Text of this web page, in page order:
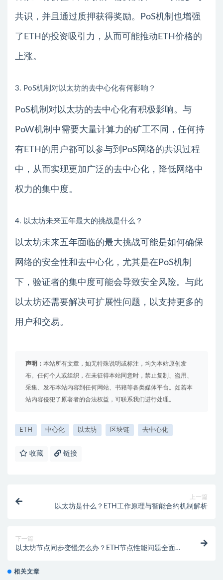
共识，并且通过质押获得奖励。PoS机制也增强
了ETH的投资吸引力，从而可能推动ETH价格的
上涨。
3. PoS机制对以太坊的去中心化有何影响？
PoS机制对以太坊的去中心化有积极影响。与
PoW机制中需要大量计算力的矿工不同，任何持
有ETH的用户都可以参与到PoS网络的共识过程
中，从而实现更加广泛的去中心化，降低网络中
权力的集中度。
4. 以太坊未来五年最大的挑战是什么？
以太坊未来五年面临的最大挑战可能是如何确保
网络的安全性和去中心化，尤其是在PoS机制
下，验证者的集中度可能会导致安全风险。与此
以太坊还需要解决可扩展性问题，以支持更多的
用户和交易。
声明： 本站所有文章，如无特殊说明或标注，均为本站原创发
布。任何个人或组织，在未征得本站同意时，禁止复制、盗用、
采集、发布本站内容到任何网站、书籍等各类媒体平台。如若本
站内容侵犯了原著者的合法权益，可联系我们进行处理。
ETH 中心化 以太坊 区块链 去中心化
收藏 链接
上一篇
以太坊是什么？ETH工作原理与智能合约机制解析
下一篇
以太坊节点同步变慢怎么办？ETH节点性能问题全面分
相关文章